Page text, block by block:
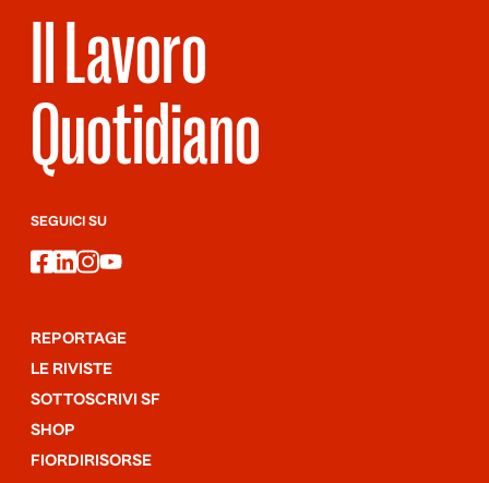
Il Lavoro
Quotidiano
SEGUICI SU
facebook
linkedin
instagram
youtube
REPORTAGE
LE RIVISTE
SOTTOSCRIVI SF
SHOP
FIORDIRISORSE